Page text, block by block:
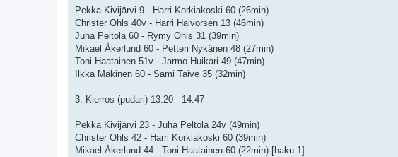
Pekka Kivijärvi 9 - Harri Korkiakoski 60 (26min)
Christer Ohls 40v - Harri Halvorsen 13 (46min)
Juha Peltola 60 - Rymy Ohls 31 (39min)
Mikael Åkerlund 60 - Petteri Nykänen 48 (27min)
Toni Haatainen 51v - Jarmo Huikari 49 (47min)
Ilkka Mäkinen 60 - Sami Taive 35 (32min)
3. Kierros (pudari) 13.20 - 14.47
Pekka Kivijärvi 23 - Juha Peltola 24v (49min)
Christer Ohls 42 - Harri Korkiakoski 60 (39min)
Mikael Åkerlund 44 - Toni Haatainen 60 (22min) [haku 1]